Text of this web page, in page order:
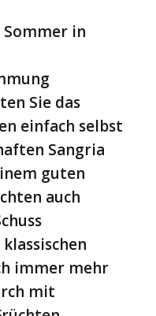
Sommer in
Sie das
einfach selbst
Sangria
guten
auch
immer mehr
mit